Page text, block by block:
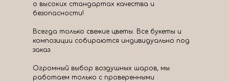
о высоких стандартах качества и
безопасности!
Всегда только свежие цветы. Все букеты и
композиции собираются индивидуально под
заказ.
Огромный выбор воздушных шаров, мы
работаем только с проверенными